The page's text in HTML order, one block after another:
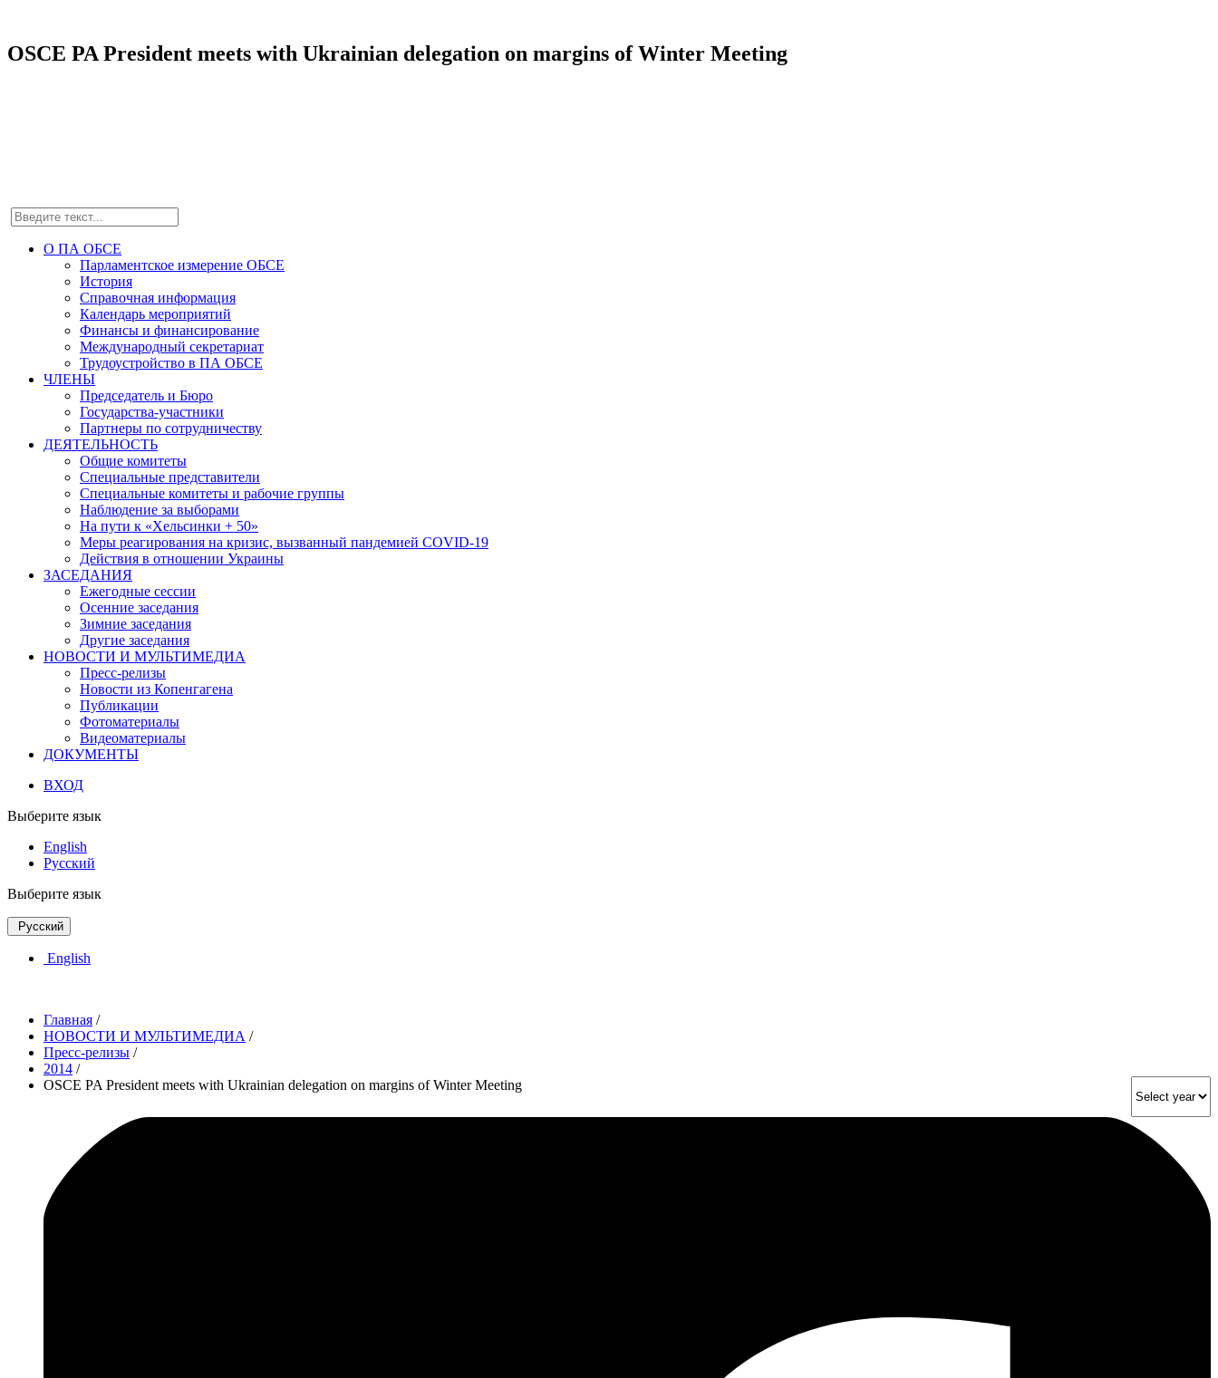
OSCE PA President meets with Ukrainian delegation on margins of Winter Meeting
О ПА ОБСЕ
Парламентское измерение ОБСЕ
История
Справочная информация
Календарь мероприятий
Финансы и финансирование
Международный секретариат
Трудоустройство в ПА ОБСЕ
ЧЛЕНЫ
Председатель и Бюро
Государства-участники
Партнеры по сотрудничеству
ДЕЯТЕЛЬНОСТЬ
Общие комитеты
Специальные представители
Специальные комитеты и рабочие группы
Наблюдение за выборами
На пути к «Хельсинки + 50»
Меры реагирования на кризис, вызванный пандемией COVID-19
Действия в отношении Украины
ЗАСЕДАНИЯ
Ежегодные сессии
Осенние заседания
Зимние заседания
Другие заседания
НОВОСТИ И МУЛЬТИМЕДИА
Пресс-релизы
Новости из Копенгагена
Публикации
Фотоматериалы
Видеоматериалы
ДОКУМЕНТЫ
ВХОД
Выберите язык
English
Русский
Выберите язык
Русский
English
Главная /
НОВОСТИ И МУЛЬТИМЕДИА /
Пресс-релизы /
2014 /
OSCE PA President meets with Ukrainian delegation on margins of Winter Meeting